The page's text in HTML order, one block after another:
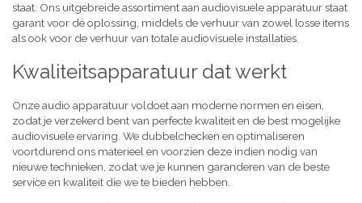
staat. Ons uitgebreide assortiment aan audiovisuele apparatuur staat
garant voor dé oplossing, middels de verhuur van zowel losse items
als ook voor de verhuur van totale audiovisuele installaties.
Kwaliteitsapparatuur dat werkt
Onze audio apparatuur voldoet aan moderne normen en eisen,
zodat je verzekerd bent van perfecte kwaliteit en de best mogelijke
audiovisuele ervaring. We dubbelchecken en optimaliseren
voortdurend ons materieel en voorzien deze indien nodig van
nieuwe technieken, zodat we je kunnen garanderen van de beste
service en kwaliteit die we te bieden hebben.